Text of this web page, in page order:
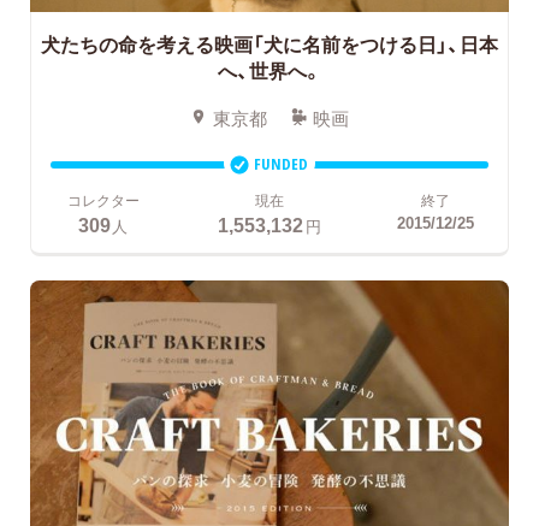
犬たちの命を考える映画「犬に名前をつける日」、日本
へ、世界へ。
東京都 映画
FUNDED
コレクター
309 人
現在
1,553,132円
終了
2015/12/25